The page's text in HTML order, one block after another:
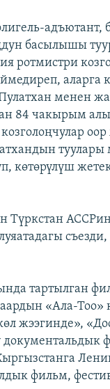
басылышы
ротмистри
аларга
менен
84 чакырым
туулары
көтөрүлүш
Түркстан
тартылган
«Ала-Тоо»
жээгинде»,
фильм,